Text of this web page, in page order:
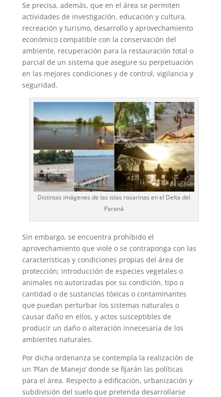
Se precisa, además, que en el área se permiten
actividades de investigación, educación y cultura,
recreación y turismo, desarrollo y aprovechamiento
económico compatible con la conservación del
ambiente, recuperación para la restauración total o
parcial de un sistema que asegure su perpetuación
en las mejores condiciones y de control, vigilancia y
seguridad.
Distintas imágenes de las islas rosarinas en el Delta del
Paraná
Sin embargo, se encuentra prohibido el
aprovechamiento que viole o se contraponga con las
características y condiciones propias del área de
protección; introducción de especies vegetales o
animales no autorizadas por su condición, tipo o
cantidad o de sustancias tóxicas o contaminantes
que puedan perturbar los sistemas naturales o
causar daño en ellos, y actos susceptibles de
producir un daño o alteración innecesaria de los
ambientes naturales.
Por dicha ordenanza se contempla la realización de
un ‘Plan de Manejo’ donde se fijarán las políticas
para el área. Respecto a edificación, urbanización y
subdivisión del suelo que pretenda desarrollarse